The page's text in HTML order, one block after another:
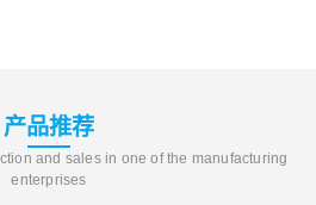
产品推荐
and sales in one of the manufacturing
enterprises